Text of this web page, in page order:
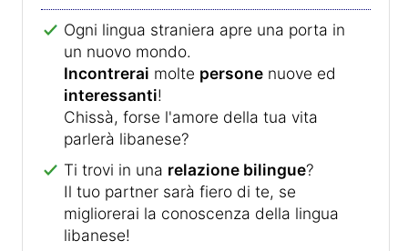
Ogni lingua straniera apre una porta in
un nuovo mondo.
Incontrerai molte persone nuove ed
interessanti!
Chissà, forse l'amore della tua vita
parlerà libanese?
Ti trovi in una relazione bilingue?
Il tuo partner sarà fiero di te, se
migliorerai la conoscenza della lingua
libanese!